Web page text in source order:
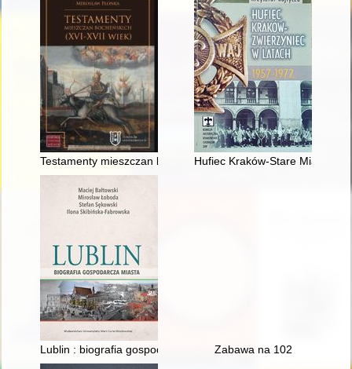
Testamenty mieszczan bocheńskich : (XVI - XVII wiek)
Hufiec Kraków-Stare Miasto w
Lublin : biografia gospodarcza miastaZabawa na 102